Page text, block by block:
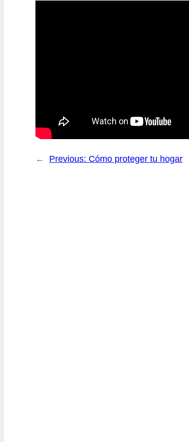
← Previous: Cómo proteger tu hogar